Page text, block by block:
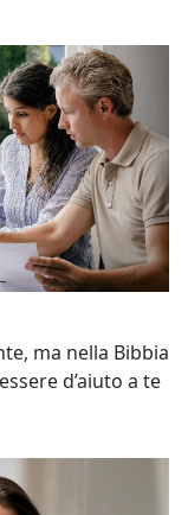
ma nella Bibbia
d’aiuto a te